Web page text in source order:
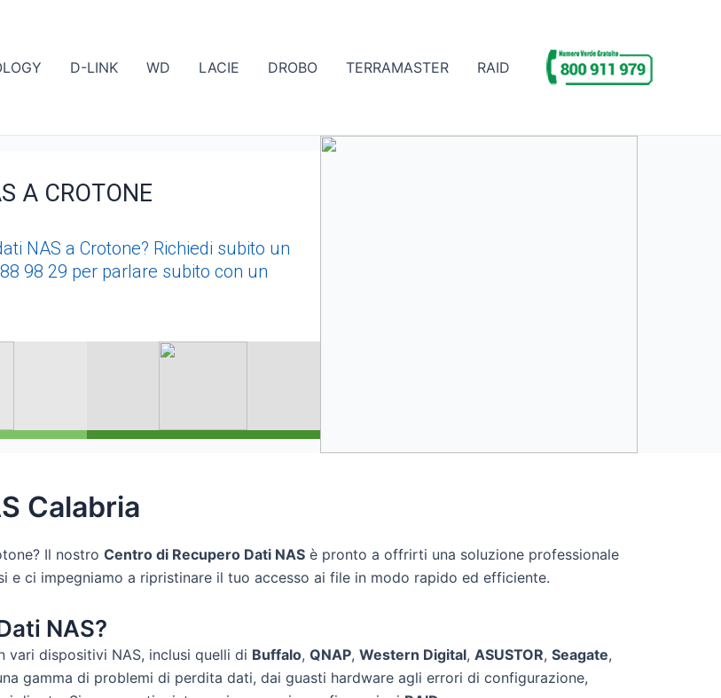
D-LINK WD LACIE DROBO TERRAMASTER RAID
A CROTONE
NAS a Crotone? Richiedi subito un
98 29 per parlare subito con un
Calabria
Il nostro Centro di Recupero Dati NAS è pronto a offrirti una soluzione professionale
e ci impegniamo a ripristinare il tuo accesso ai file in modo rapido ed efficiente.
NAS?
vari dispositivi NAS, inclusi quelli di Buffalo, QNAP, Western Digital, ASUSTOR, Seagate,
gamma di problemi di perdita dati, dai guasti hardware agli errori di configurazione,